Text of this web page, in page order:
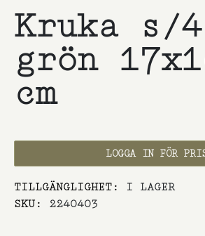
till
början
bildgalleriet
Kruka s/4
grön
cm
LOGGA IN FÖR
TILLGÄNGLIGHET:
I LAGER
SKU
2240403